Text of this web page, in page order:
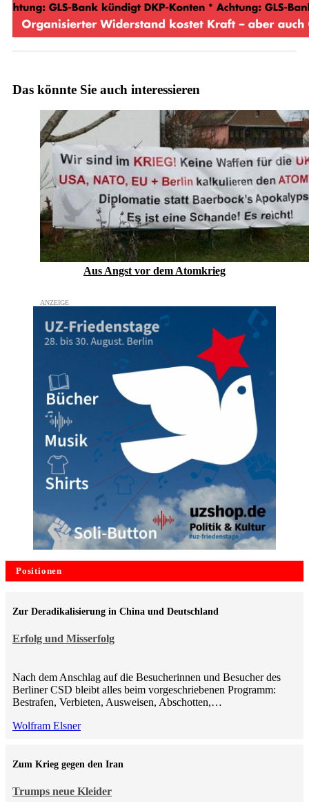
Das könnte Sie auch interessieren
Aus Angst vor dem Atomkrieg
Positionen
Erfolg und Misserfolg
Zur Deradikalisierung in China und Deutschland
Nach dem Anschlag auf die Besucherinnen und Besucher des
Berliner CSD bleibt alles beim vorgeschriebenen Programm:
Bestrafen, Verbieten, Ausweisen, Abschotten,…
Wolfram Elsner
Trumps neue Kleider
Zum Krieg gegen den Iran